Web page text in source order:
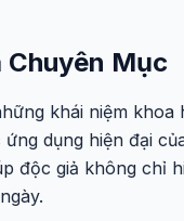
Chuyên Mục
khái niệm khoa
dụng hiện đại
độc giả không chỉ